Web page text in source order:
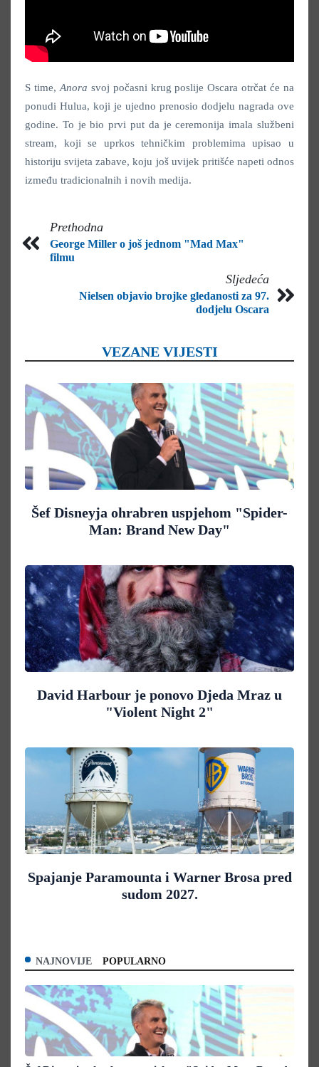
S time, Anora svoj počasni krug poslije Oscara otrčat će na
ponudi Hulua, koji je ujedno prenosio dodjelu nagrada ove
godine. To je bio prvi put da je ceremonija imala službeni
stream, koji se uprkos tehničkim problemima upisao u
historiju svijeta zabave, koju još uvijek pritišće napeti odnos
između tradicionalnih i novih medija.
Prethodna
George Miller o još jednom "Mad Max"
filmu
Sljedeća
Nielsen objavio brojke gledanosti za 97.
dodjelu Oscara
VEZANE VIJESTI
Šef Disneyja ohrabren uspjehom "Spider-
Man: Brand New Day"
David Harbour je ponovo Djeda Mraz u
"Violent Night 2"
Spajanje Paramounta i Warner Brosa pred
sudom 2027.
NAJNOVIJE POPULARNO